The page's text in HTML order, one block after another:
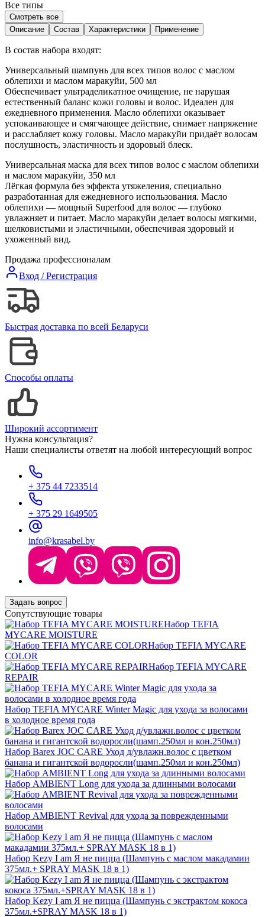
Все типы
Смотреть все
Описание
Состав Характеристики Применение
В состав набора входят:
Универсальный шампунь для всех типов волос с маслом
облепихи и маслом маракуйи, 500 мл
Обеспечивает ультраделикатное очищение, не нарушая
естественный баланс кожи головы и волос. Идеален для
ежедневного применения. Масло облепихи оказывает
успокаивающее и смягчающее действие, снимает напряжение
и расслабляет кожу головы. Масло маракуйи придаёт волосам
послушность, эластичность и здоровый блеск.
Универсальная маска для всех типов волос с маслом облепихи
и маслом маракуйи, 350 мл
Лёгкая формула без эффекта утяжеления, специально
разработанная для ежедневного использования. Масло
облепихи — мощный Superfood для волос — глубоко
увлажняет и питает. Масло маракуйи делает волосы мягкими,
шелковистыми и эластичными, обеспечивая здоровый и
ухоженный вид.
Продажа профессионалам
Вход / Регистрация
Быстрая доставка по всей Беларуси
Способы оплаты
Широкий ассортимент
Нужна консультация?
Наши специалисты ответят на любой интересующий вопрос
+ 375 44 7233514
+ 375 29 1649505
info@krasabel.by
Задать вопрос
Сопутствующие товары
Набор TEFIA
MYCARE MOISTURE
Набор TEFIA MYCARE
COLOR
Набор TEFIA MYCARE
REPAIR
Набор TEFIA MYCARE Winter Magic для ухода за волосами
в холодное время года
Набор Barex JOC CARE Уход д/увлажн.волос с цветком
банана и гигантской водоросли(шамп.250мл и кон.250мл)
Набор AMBIENT Long для ухода за длинными волосами
Набор AMBIENT Revival для ухода за поврежденными
волосами
Набор Kezy I am Я не пицца (Шампунь c маслом макадамии
375мл.+ SPRAY MASK 18 в 1)
Набор Kezy I am Я не пицца (Шампунь с экстрактом кокоса
375мл.+SPRAY MASK 18 в 1)